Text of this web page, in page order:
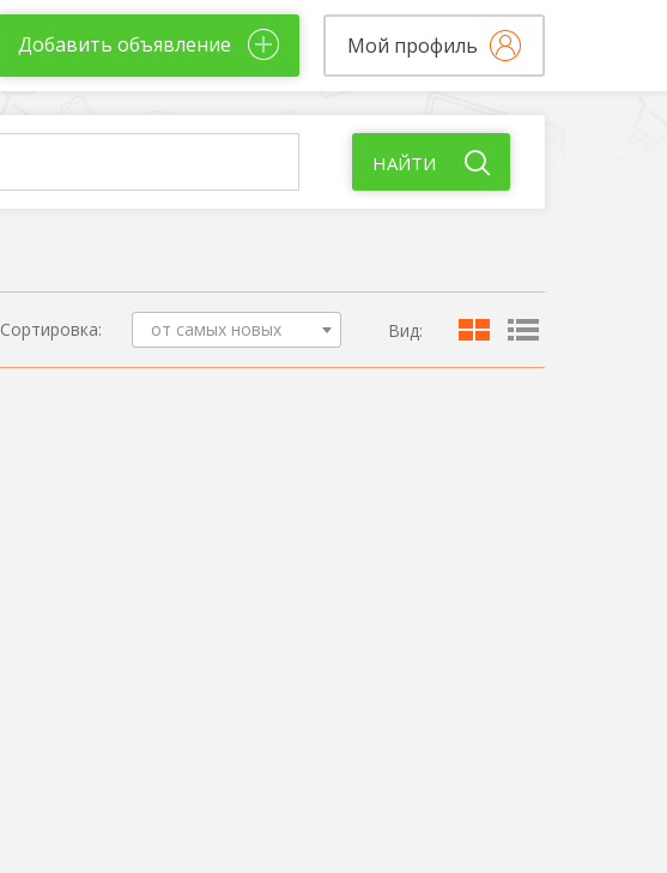
Добавить объявление Мой профиль
НАЙТИ
Сортировка: от самых новых Вид: